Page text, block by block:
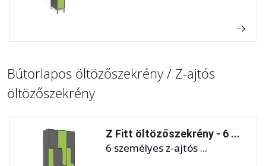
Bútorlapos öltözőszekrény / Z-ajtós
öltözőszekrény
Z Fitt öltözőszekrény - 6 ...
6 személyes z-ajtós ...